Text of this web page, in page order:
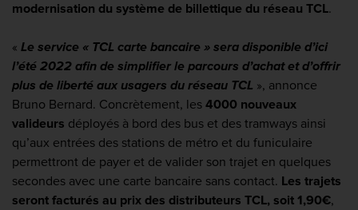
modernisation du système de billettique du réseau TCL.
« Le service « TCL carte bancaire » sera disponible d’ici
l’été 2022 afin de simplifier le parcours d’achat et d’offrir
plus de liberté aux usagers du réseau TCL », annonce
Bruno Bernard. Concrètement, les 4000 nouveaux
valideurs déployés à bord des bus et des tramways ainsi
qu’aux entrées des stations de métro et du funiculaire
permettront de payer et de valider son trajet en quelques
secondes avec une carte bancaire sans contact. Les trajets
seront facturés au prix des distributeurs TCL, soit 1,90€,